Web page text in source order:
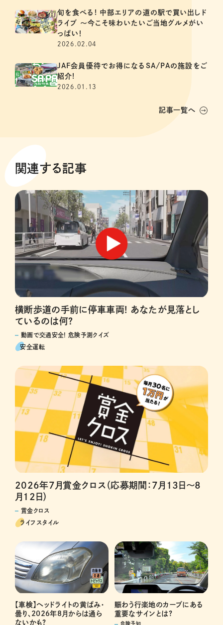
旬を食べる! 中部エリアの道の駅で買い出しド
ライブ ～今こそ味わいたいご当地グルメがい
っぱい！
2026.02.04
JAF会員優待でお得になるSA/PAの施設をご
紹介!
2026.01.13
記事一覧へ
関連する記事
横断歩道の手前に停車車両! あなたが見落とし
ているのは何?
動画で交通安全! 危険予測クイズ
安全運転
2026年7月賞金クロス（応募期間：7月13日～8
月12日）
賞金クロス
ライフスタイル
【車検】ヘッドライトの黄ばみ・
曇り、2026年8月からは通ら
ないかも?
賑わう行楽地のカーブにある
重要なサインとは?
危険予知